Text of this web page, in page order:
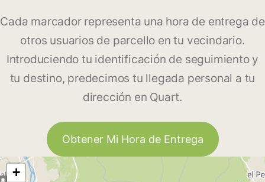
Cada marcador representa una hora de entrega de
otros usuarios de parcello en tu vecindario.
Introduciendo tu identificación de seguimiento y
tu destino, predecimos tu llegada personal a tu
dirección en Quart.
Obtener Mi Hora de Entrega
+